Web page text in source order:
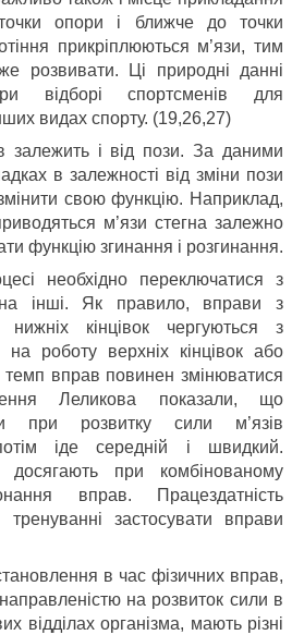
опори і ближче до точки
прикріплюються м’язи, тим
розвивати. Ці природні данні
відборі спортсменів для
видах спорту. (19,26,27)
залежить і від пози. За даними
в залежності від зміни пози
свою функцію. Наприклад,
м’язи стегна залежно
функцію згинання і розгинання.
необхідно переключатися з
інші. Як правило, вправи з
кінцівок чергуються з
роботу верхніх кінцівок або
темп вправ повинен змінюватися
Леликова показали, що
при розвитку сили м’язів
іде середній і швидкий.
досягають при комбінованому
вправ. Працездатність
застосувати вправи
в час фізичних вправ,
на розвиток сили в
відділах організма, мають різні